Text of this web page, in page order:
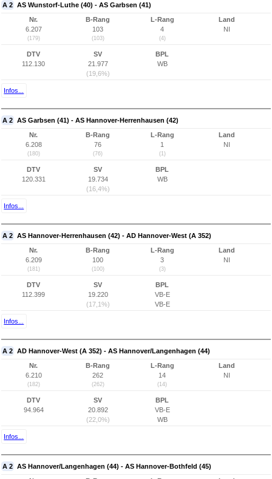
A 2 AS Wunstorf-Luthe (40) - AS Garbsen (41)
Nr.
6.207
(179)
B-Rang
103
(103)
L-Rang
4
(4)
Land
NI
DTV
112.130
SV
21.977
(19,6%)
BPL
WB
Infos...
A 2 AS Garbsen (41) - AS Hannover-Herrenhausen (42)
Nr.
6.208
(180)
B-Rang
76
(76)
L-Rang
1
(1)
Land
NI
DTV
120.331
SV
19.734
(16,4%)
BPL
WB
Infos...
A 2 AS Hannover-Herrenhausen (42) - AD Hannover-West (A 352)
Nr.
6.209
(181)
B-Rang
100
(100)
L-Rang
3
(3)
Land
NI
DTV
112.399
SV
19.220
(17,1%)
BPL
VB-E
VB-E
Infos...
A 2 AD Hannover-West (A 352) - AS Hannover/Langenhagen (44)
Nr.
6.210
(182)
B-Rang
262
(262)
L-Rang
14
(14)
Land
NI
DTV
94.964
SV
20.892
(22,0%)
BPL
VB-E
WB
Infos...
A 2 AS Hannover/Langenhagen (44) - AS Hannover-Bothfeld (45)